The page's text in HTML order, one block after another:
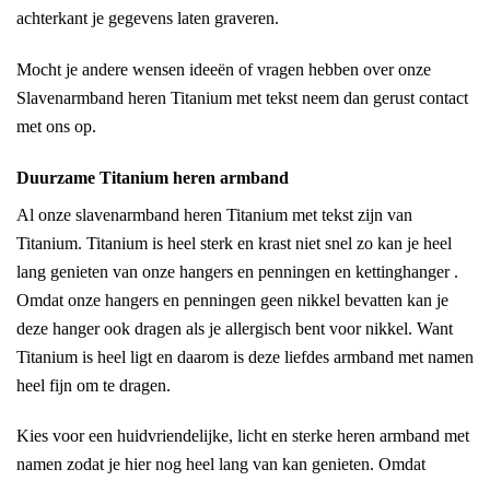
achterkant je gegevens laten graveren.
Mocht je andere wensen ideeën of vragen hebben over onze
Slavenarmband heren Titanium met tekst neem dan gerust contact
met ons op.
Duurzame Titanium heren armband
Al onze slavenarmband heren Titanium met tekst zijn van
Titanium. Titanium is heel sterk en krast niet snel zo kan je heel
lang genieten van onze hangers en penningen en kettinghanger .
Omdat onze hangers en penningen geen nikkel bevatten kan je
deze hanger ook dragen als je allergisch bent voor nikkel. Want
Titanium is heel ligt en daarom is deze liefdes armband met namen
heel fijn om te dragen.
Kies voor een huidvriendelijke, licht en sterke heren armband met
namen zodat je hier nog heel lang van kan genieten. Omdat